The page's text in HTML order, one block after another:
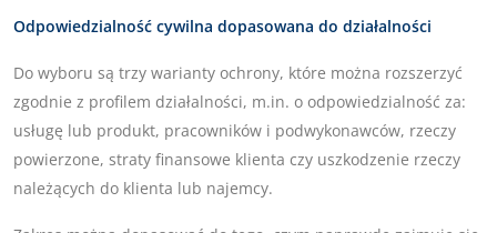
Odpowiedzialność cywilna dopasowana do działalności
Do wyboru są trzy warianty ochrony, które można rozszerzyć
zgodnie z profilem działalności, m.in. o odpowiedzialność za:
usługę lub produkt, pracowników i podwykonawców, rzeczy
powierzone, straty finansowe klienta czy uszkodzenie rzeczy
należących do klienta lub najemcy.